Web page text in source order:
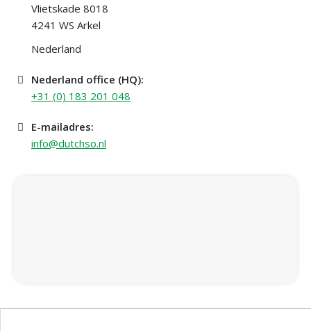
Vlietskade 8018
4241 WS Arkel
Nederland
Nederland office (HQ):
+31 (0) 183 201 048
E-mailadres:
info@dutchso.nl